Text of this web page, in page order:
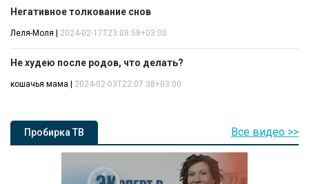
Негативное толкование снов
Леля-Моля 2024-02-17T23:08:58+03:00
Не худею после родов, что делать?
кошачья мама 2024-02-03T22:07:38+03:00
Пробирка ТВ Все видео >>